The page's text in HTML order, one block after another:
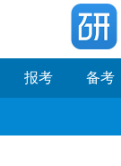
报考 备考